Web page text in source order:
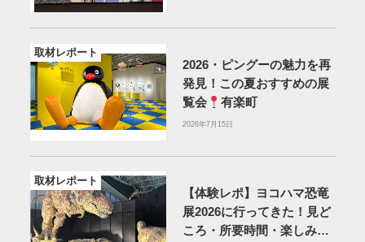
取材レポート
2026・ピングーの魅力を再
発見！この夏おすすめの展
覧会
有楽町
2026年7月15日
取材レポート
【体験レポ】ヨコハマ恐竜
展2026に行ってきた！見ど
ころ・所要時間・楽しみ方